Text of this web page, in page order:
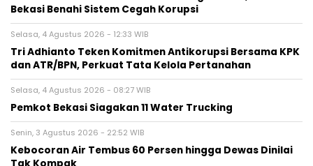
Bekasi Benahi Sistem Cegah Korupsi
Selasa, 4 Agustus 2026 - 12:33 WIB
Tri Adhianto Teken Komitmen Antikorupsi Bersama KPK
dan ATR/BPN, Perkuat Tata Kelola Pertanahan
Selasa, 4 Agustus 2026 - 08:27 WIB
Pemkot Bekasi Siagakan 11 Water Trucking
Senin, 3 Agustus 2026 - 22:52 WIB
Kebocoran Air Tembus 60 Persen hingga Dewas Dinilai